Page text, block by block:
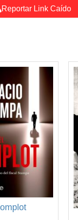
Reportar Link Caído